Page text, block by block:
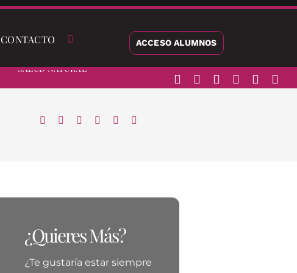
CONTACTO ACCESO ALUMNOS
Salud Natural
¿Quieres Más?
¿Te gustaría estar siempre